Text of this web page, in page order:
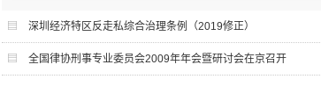
律
深圳经济特区反走私综合治理条例（2019修正）
全国律协刑事专业委员会2009年年会暨研讨会在京召开